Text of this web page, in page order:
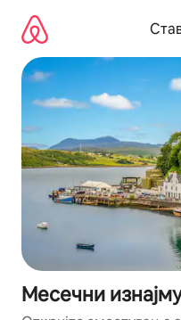
содржина
Месечни